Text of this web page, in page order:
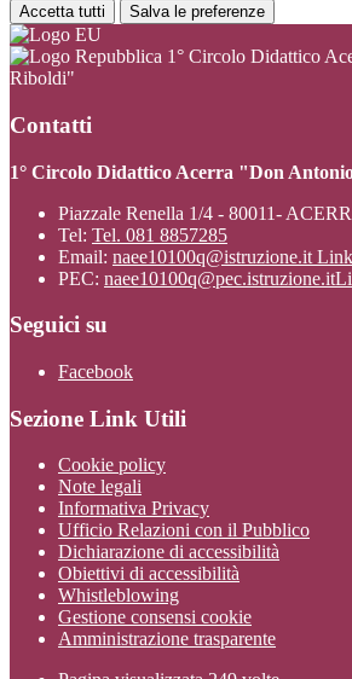
Accetta tutti Salva le preferenze
1° Circolo Didattico
Riboldi"
Contatti
1° Circolo Didattico Acerra "Don
Piazzale Renella 1/4 - 80011-
Tel: Tel. 081 8857285
Email: naee10100q@istruzione.it
PEC: naee10100q@pec.istruzione.it
Seguici su
Facebook
Sezione Link Utili
Cookie policy
Note legali
Informativa Privacy
Ufficio Relazioni con il Pubblico
Dichiarazione di accessibilità
Obiettivi di accessibilità
Whistleblowing
Gestione consensi cookie
Amministrazione trasparente